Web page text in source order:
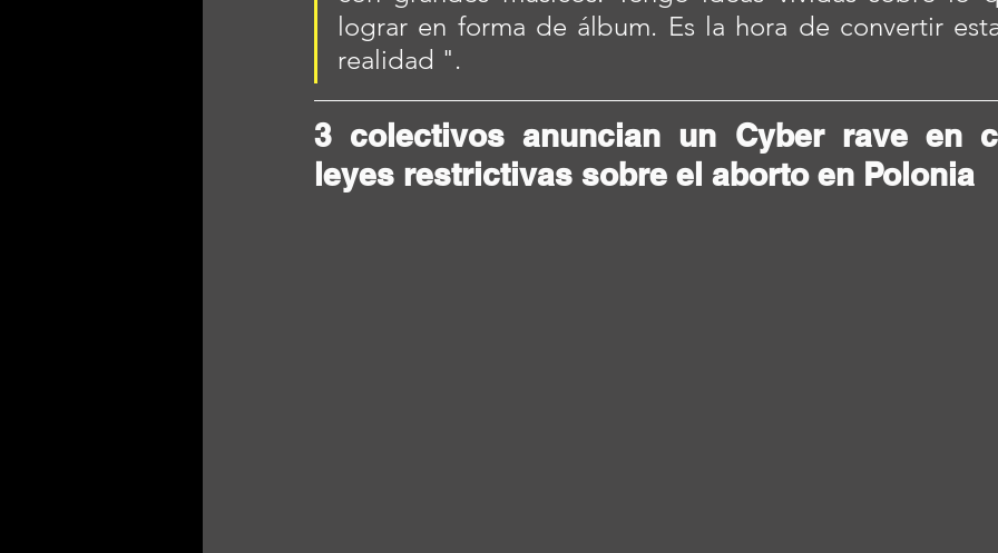
lograr en forma de álbum. Es la hora de convertir
realidad ".
3 colectivos anuncian un Cyber rave en
leyes restrictivas sobre el aborto en Polonia